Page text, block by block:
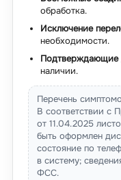
обработка.
Исключение
необходимости.
Подтверждающие
наличии.
Перечень
В соответствии с
от 11.04.2025
быть оформлен
состояние по
в систему;
ФСС.